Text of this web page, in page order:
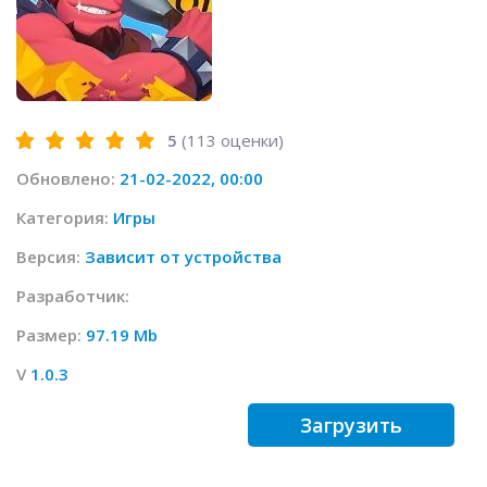
5 (113 оценки)
Обновлено: 21-02-2022, 00:00
Категория: Игры
Версия: Зависит от устройства
Разработчик:
Размер: 97.19 Mb
V 1.0.3
Загрузить